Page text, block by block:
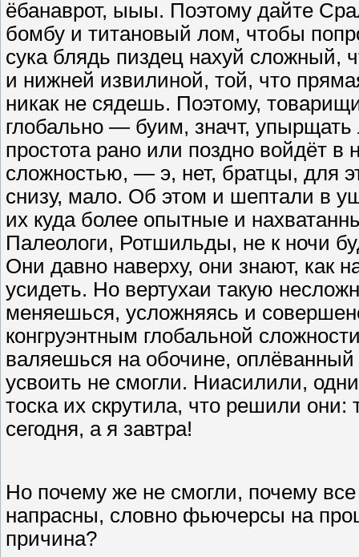
ёбанаврот, ыыы. Поэтому дайте
бомбу и титановый лом, чтобы
сука блядь пиздец нахуй сложный,
и нижней извилиной, той, что
никак не сядешь. Поэтому,
глобально — буим, значт, упырщать
простота рано или поздно войдёт
сложностью, — э, нет, братцы, для
снизу, мало. Об этом и шептали в
их куда более опытные и
Палеологи, Ротшильды, не к ночи
Они давно наверху, они знают, как
усидеть. Но вертухаи такую
меняешься, усложняясь и
конгруэнтным глобальной
валяешься на обочине,
усвоить не смогли. Ниасилили,
тоска их скрутила, что решили
сегодня, а я завтра!
Но почему же не смогли, почему
напрасны, словно фьючерсы на
причина?